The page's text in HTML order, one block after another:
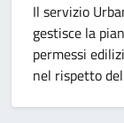
Il servizio
gestisce la
permessi
nel rispetto